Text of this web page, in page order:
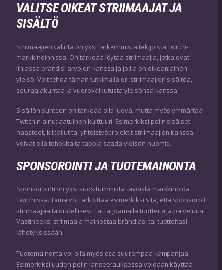
VALITSE OIKEAT STRIIMAAJAT JA
SISÄLTÖ
Striimaajien valinta on yksi tärkeimmistä tekijöistä Twitch-
markkinoinnissa. On tärkeää löytää striimaajia, jotka ovat
linjassa brändisi arvojen kanssa ja joilla on oikeanlainen
yleisö. Voit tehdä tämän tutkimalla eri striimaajien sisältöä,
seuraajakuntaa ja vuorovaikutusta yleisönsä kanssa.
Sisällön suhteen on tärkeää olla luova, mutta myös ymmärtää
Twitchin ainutlaatuinen kulttuuri. Esimerkiksi pelin sisäiset
haasteet, kilpailut tai yhteistyöprojektit striimaajien kanssa
voivat olla tehokkaita tapoja saada yleisön huomio.
SPONSOROINTI JA TUOTEMAINONTA
Sponsorointi on yksi suosituimmista tavoista markkinoida
Twitchissä. Tämä voi tarkoittaa esimerkiksi sitä, että sponsoroit
striimaajaa taloudellisesti tai tarjoamalla tuotteita ja palveluita.
Vastineeksi striimaaja mainostaa brändiäsi tai tuotteitasi
lähetyksissään.
Tuotemainonta voi olla myös osa suurempaa kampanjaa.
Esimerkiksi uuden pelin lanseerauksessa voidaan käyttää